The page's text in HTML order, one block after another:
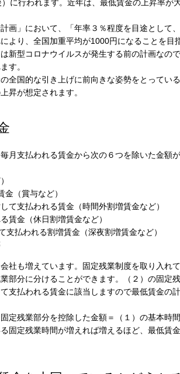
に行われます。近年は、最低賃金の上昇率が
画」において、「年率３％程度を目途として
より、全国加重平均が1000円になることを目
新型コロナウイルスが発生する前の計画なの
す。
全国的な引き上げに前向きな姿勢をとってい
昇が想定されます。
月支払われる賃金から次の６つを除いた金額
（賞与など）
支払われる賃金（時間外割増賃金など）
賃金（休日割増賃金など）
払われる割増賃金（深夜割増賃金など）
社も増えています。固定残業制度を取り入れ
部分に分けることができます。（２）の固定
支払われる賃金に該当しますので最低賃金の
定残業部分を控除した金額＝（１）の基本時
固定残業時間が増えれば増えるほど、最低賃